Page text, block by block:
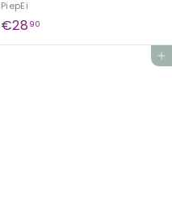
PiepEi
€28 90
2
In den Einkaufswagen legen